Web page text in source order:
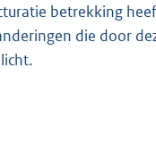
betrekking
die door